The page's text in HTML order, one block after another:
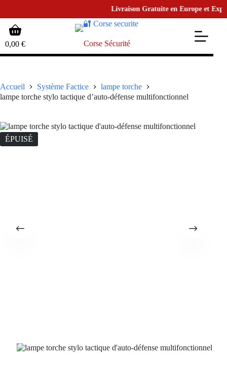
Livraison Gratuite en Europe et
contenu
Panier
d’achat
0,00 € Corse Sécurité
Accueil Système Factice
lampe torche
lampe torche stylo tactique d’auto-défense multifonctionnel
ÉPUISÉ